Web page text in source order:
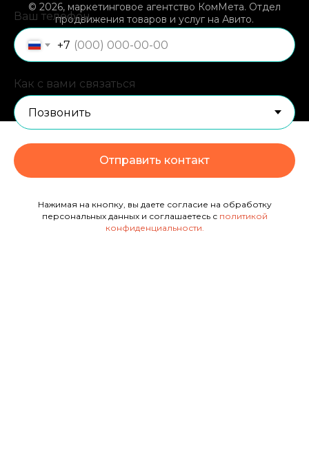
Ваш телефон
+7
Как с вами связаться
Отправить контакт
Нажимая на кнопку, вы даете согласие на обработку
персональных данных и соглашаетесь с политикой
конфиденциальности
© 2026, маркетинговое агентство КомМета. Отдел
продвижения товаров и услуг на Авито.
Пн-Пт с 9:00 до 17:00,8 (918) 043-48-31
ИП Потапов Иван Александрович ИНН 720319468300